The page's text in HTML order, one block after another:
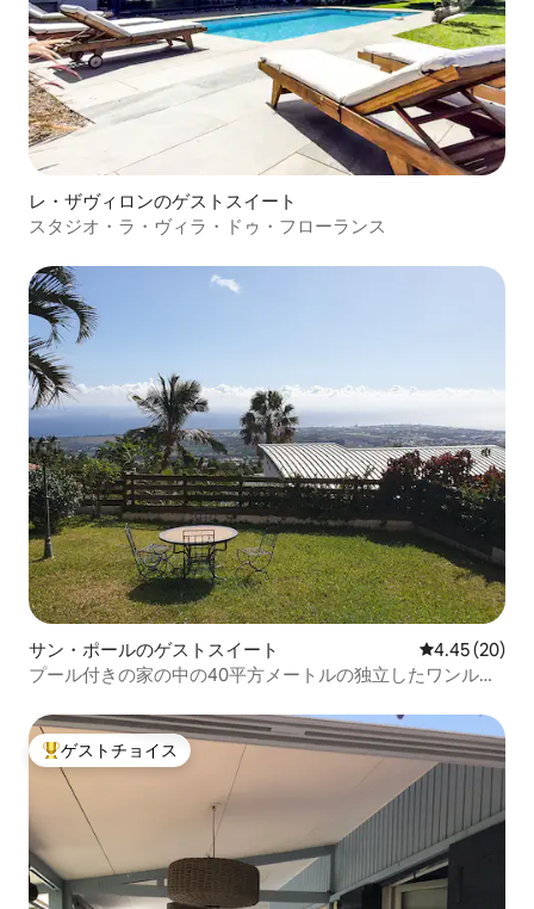
レ・ザヴィロンのゲストスイート
スタジオ・ラ・ヴィラ・ドゥ・フローランス
サン・ポールのゲストスイート レビュー20
4.45 (20)
プール付きの家の中の40平方メートルの独立したワンルー
大好評のゲストチョイスです。
ゲストチョイス